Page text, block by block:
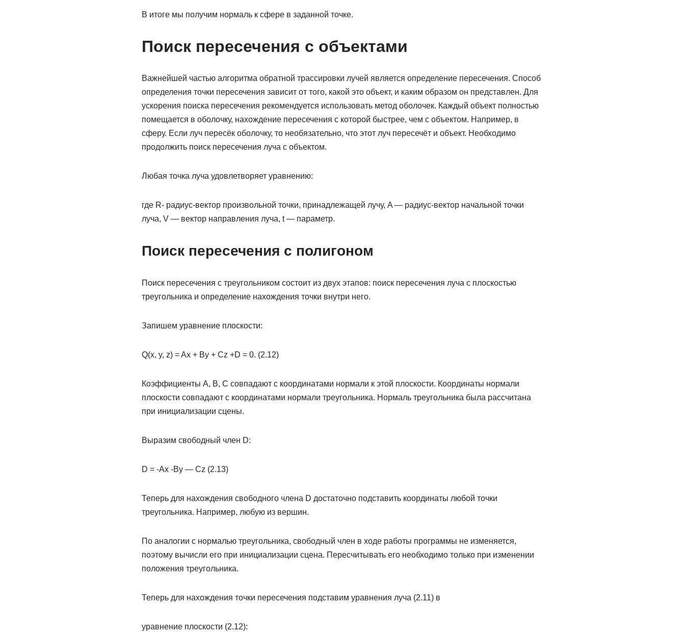
В итоге мы получим нормаль к сфере в заданной точке.
Поиск пересечения с объектами
Важнейшей частью алгоритма обратной трассировки лучей является определение пересечения. Способ
определения точки пересечения зависит от того, какой это объект, и каким образом он представлен. Для
ускорения поиска пересечения рекомендуется использовать метод оболочек. Каждый объект полностью
помещается в оболочку, нахождение пересечения с которой быстрее, чем с объектом. Например, в
сферу. Если луч пересёк оболочку, то необязательно, что этот луч пересечёт и объект. Необходимо
продолжить поиск пересечения луча с объектом.
Любая точка луча удовлетворяет уравнению:
где R- радиус-вектор произвольной точки, принадлежащей лучу, A — радиус-вектор начальной точки
луча, V — вектор направления луча, t — параметр.
Поиск пересечения с полигоном
Поиск пересечения с треугольником состоит из двух этапов: поиск пересечения луча с плоскостью
треугольника и определение нахождения точки внутри него.
Запишем уравнение плоскости:
Q(x, y, z) = Ax + By + Cz +D = 0. (2.12)
Коэффициенты A, B, C совпадают с координатами нормали к этой плоскости. Координаты нормали
плоскости совпадают с координатами нормали треугольника. Нормаль треугольника была рассчитана
при инициализации сцены.
Выразим свободный член D:
D = -Ax -By — Cz (2.13)
Теперь для нахождения свободного члена D достаточно подставить координаты любой точки
треугольника. Например, любую из вершин.
По аналогии с нормалью треугольника, свободный член в ходе работы программы не изменяется,
поэтому вычисли его при инициализации сцена. Пересчитывать его необходимо только при изменении
положения треугольника.
Теперь для нахождения точки пересечения подставим уравнения луча (2.11) в
уравнение плоскости (2.12):